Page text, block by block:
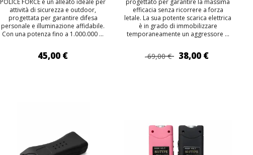
POLICE FORCE è un alleato ideale per
attività di sicurezza e outdoor,
progettata per garantire difesa
personale e illuminazione affidabile.
Con una potenza fino a 1.000.000 ...
45,00 €
progettato per garantire la massima
efficacia senza ricorrere a forza
letale. La sua potente scarica elettrica
è in grado di immobilizzare
temporaneamente un aggressore ...
69,00 € 38,00 €